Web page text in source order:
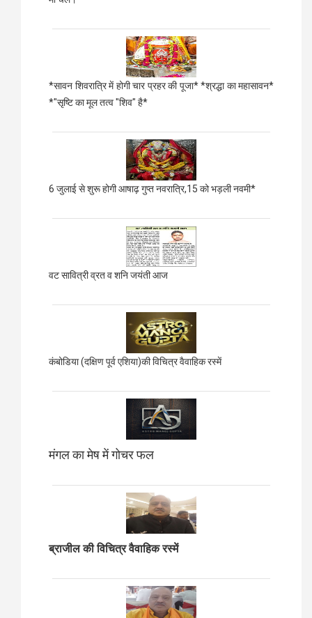
*सावन शिवरात्रि में होगी चार प्रहर की पूजा* *श्रद्धा का महासावन*
*"सृष्टि का मूल तत्व "शिव" है*
6 जुलाई से शुरू होगी आषाढ़ गुप्त नवरात्रि,15 को भड़ली नवमी*
वट सावित्री व्रत व शनि जयंती आज
कंबोडिया (दक्षिण पूर्व एशिया)की विचित्र वैवाहिक रस्में
मंगल का मेष में गोचर फल
ब्राजील की विचित्र वैवाहिक रस्में